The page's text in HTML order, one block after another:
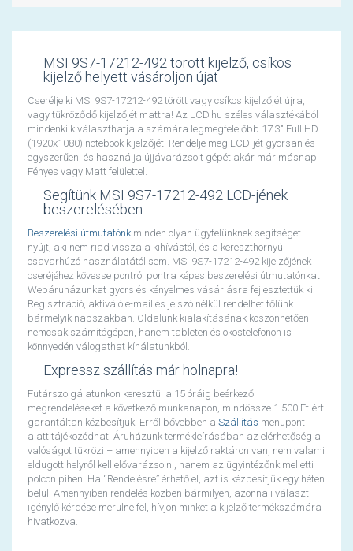
MSI 9S7-17212-492 törött kijelző, csíkos
kijelző helyett vásároljon újat
Cserélje ki MSI 9S7-17212-492 törött vagy csíkos kijelzőjét újra,
vagy tükröződő kijelzőjét mattra! Az LCD.hu széles választékából
mindenki kiválaszthatja a számára legmegfelelőbb 17.3" Full HD
(1920x1080) notebook kijelzőjét. Rendelje meg LCD-jét gyorsan és
egyszerűen, és használja újjávarázsolt gépét akár már másnap
Fényes vagy Matt felülettel.
Segítünk MSI 9S7-17212-492 LCD-jének
beszerelésében
Beszerelési útmutatónkminden olyan ügyfelünknek segítséget
nyújt, aki nem riad vissza a kihívástól, és a kereszthornyú
csavarhúzó használatától sem. MSI 9S7-17212-492 kijelzőjének
cseréjéhez kövesse pontról pontra képes beszerelési útmutatónkat!
Webáruházunkat gyors és kényelmes vásárlásra fejlesztettük ki.
Regisztráció, aktiváló e-mail és jelszó nélkül rendelhet tőlünk
bármelyik napszakban. Oldalunk kialakításának köszönhetően
nemcsak számítógépen, hanem tableten és okostelefonon is
könnyedén válogathat kínálatunkból.
Expressz szállítás már holnapra!
Futárszolgálatunkon keresztül a 15 óráig beérkező
megrendeléseket a következő munkanapon, mindössze 1.500 Ft-ért
garantáltan kézbesítjük. Erről bővebben a Szállítás menüpont
alatt tájékozódhat. Áruházunk termékleírásában az elérhetőség a
valóságot tükrözi – amennyiben a kijelző raktáron van, nem valami
eldugott helyről kell elővarázsolni, hanem az ügyintézőnk melletti
polcon pihen. Ha “Rendelésre” érhető el, azt is kézbesítjük egy héten
belül. Amennyiben rendelés közben bármilyen, azonnali választ
igénylő kérdése merülne fel, hívjon minket a kijelző termékszámára
hivatkozva.